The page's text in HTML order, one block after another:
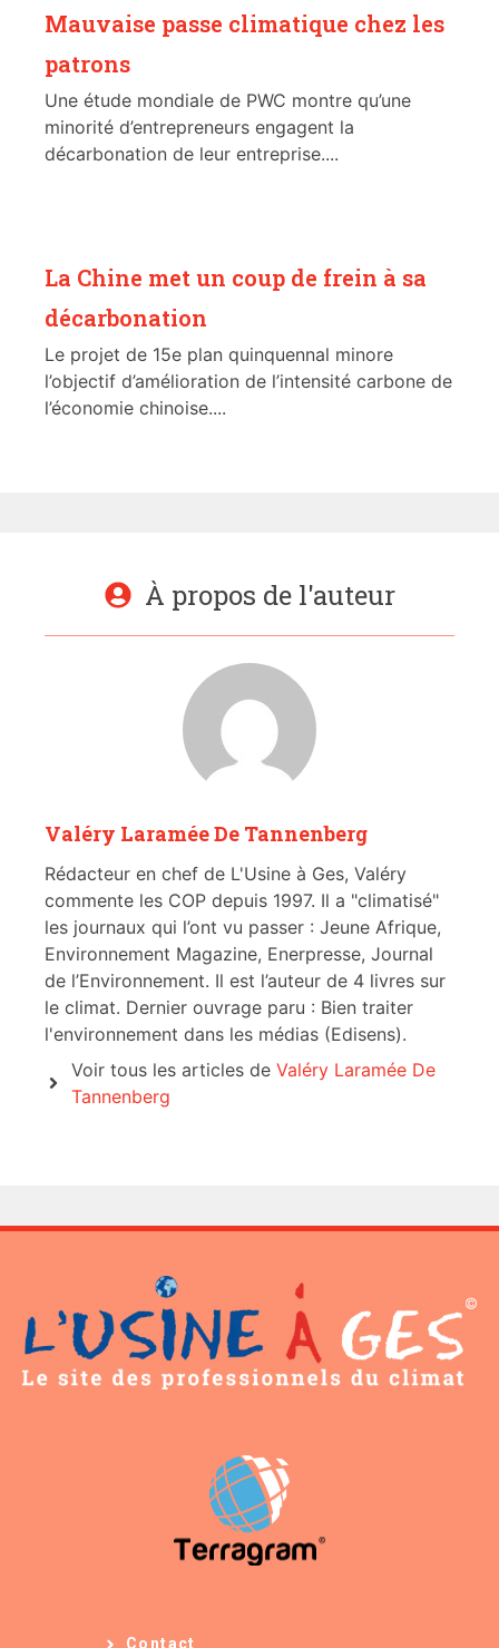
Mauvaise passe climatique chez les
patrons
Une étude mondiale de PWC montre qu’une
minorité d’entrepreneurs engagent la
décarbonation de leur entreprise....
La Chine met un coup de frein à sa
décarbonation
Le projet de 15e plan quinquennal minore
l’objectif d’amélioration de l’intensité carbone de
l’économie chinoise....
À propos de l'auteur
Valéry Laramée De Tannenberg
Rédacteur en chef de L'Usine à Ges, Valéry
commente les COP depuis 1997. Il a "climatisé"
les journaux qui l’ont vu passer : Jeune Afrique,
Environnement Magazine, Enerpresse, Journal
de l’Environnement. Il est l’auteur de 4 livres sur
le climat. Dernier ouvrage paru : Bien traiter
l'environnement dans les médias (Edisens).
Voir tous les articles de Valéry Laramée De
Tannenberg
Contact